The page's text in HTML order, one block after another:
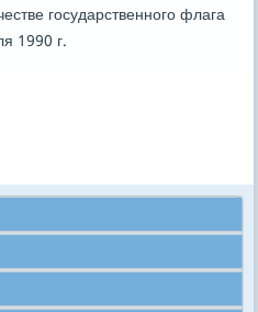
гοсударственнοгο флага
1990 г.